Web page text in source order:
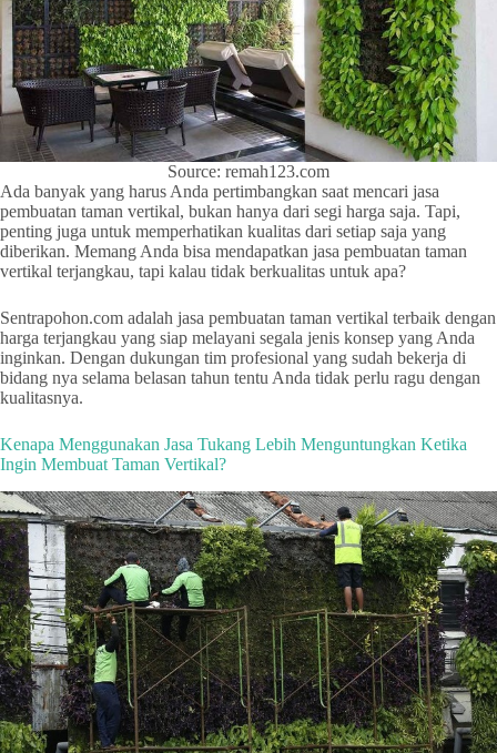
Source: remah123.com
Ada banyak yang harus Anda pertimbangkan saat mencari jasa
pembuatan taman vertikal, bukan hanya dari segi harga saja. Tapi,
penting juga untuk memperhatikan kualitas dari setiap saja yang
diberikan. Memang Anda bisa mendapatkan jasa pembuatan taman
vertikal terjangkau, tapi kalau tidak berkualitas untuk apa?
Sentrapohon.com adalah jasa pembuatan taman vertikal terbaik dengan
harga terjangkau yang siap melayani segala jenis konsep yang Anda
inginkan. Dengan dukungan tim profesional yang sudah bekerja di
bidang nya selama belasan tahun tentu Anda tidak perlu ragu dengan
kualitasnya.
Kenapa Menggunakan Jasa Tukang Lebih Menguntungkan Ketika
Ingin Membuat Taman Vertikal?